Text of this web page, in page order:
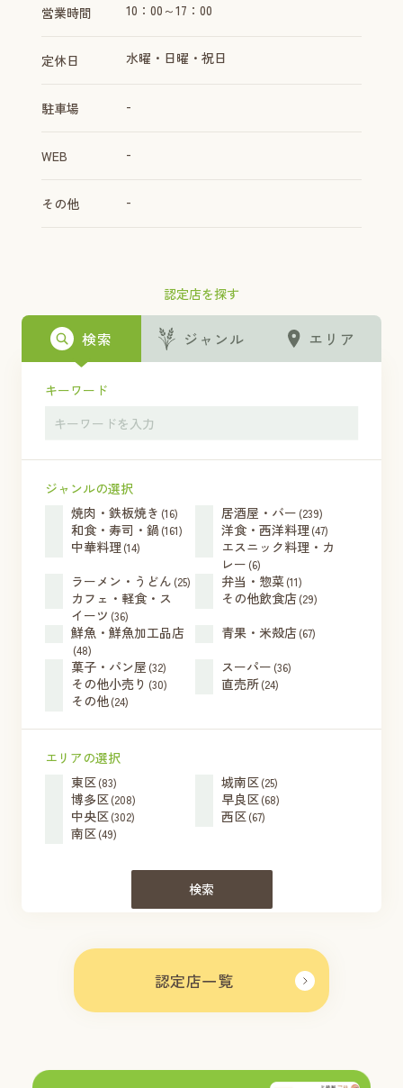
認定店一覧
認定店を探す
検索 ジャンル エリア
キーワード
ジャンルの選択
焼肉・鉄板焼き (16) 居酒屋・バー (239)
和食・寿司・鍋 (161) 洋食・西洋料理 (47)
中華料理 (14)
エスニック料理・カ
レー (6)
ラーメン・うどん (25) 弁当・惣菜(11)
カフェ・軽食・ス
イーツ (36)
その他飲食店(29)
鮮魚・鮮魚加工品店
(48)
青果・米殻店(67)
菓子・パン屋 (32) スーパー (36)
その他小売り (30) 直売所(24)
その他(24)
エリアの選択
東区(83) 城南区(25)
博多区(208) 早良区(68)
中央区(302) 西区(67)
南区(49)
検索
営業時間 10：00～17：00
定休日 水曜・日曜・祝日
駐車場 -
WEB -
その他 -